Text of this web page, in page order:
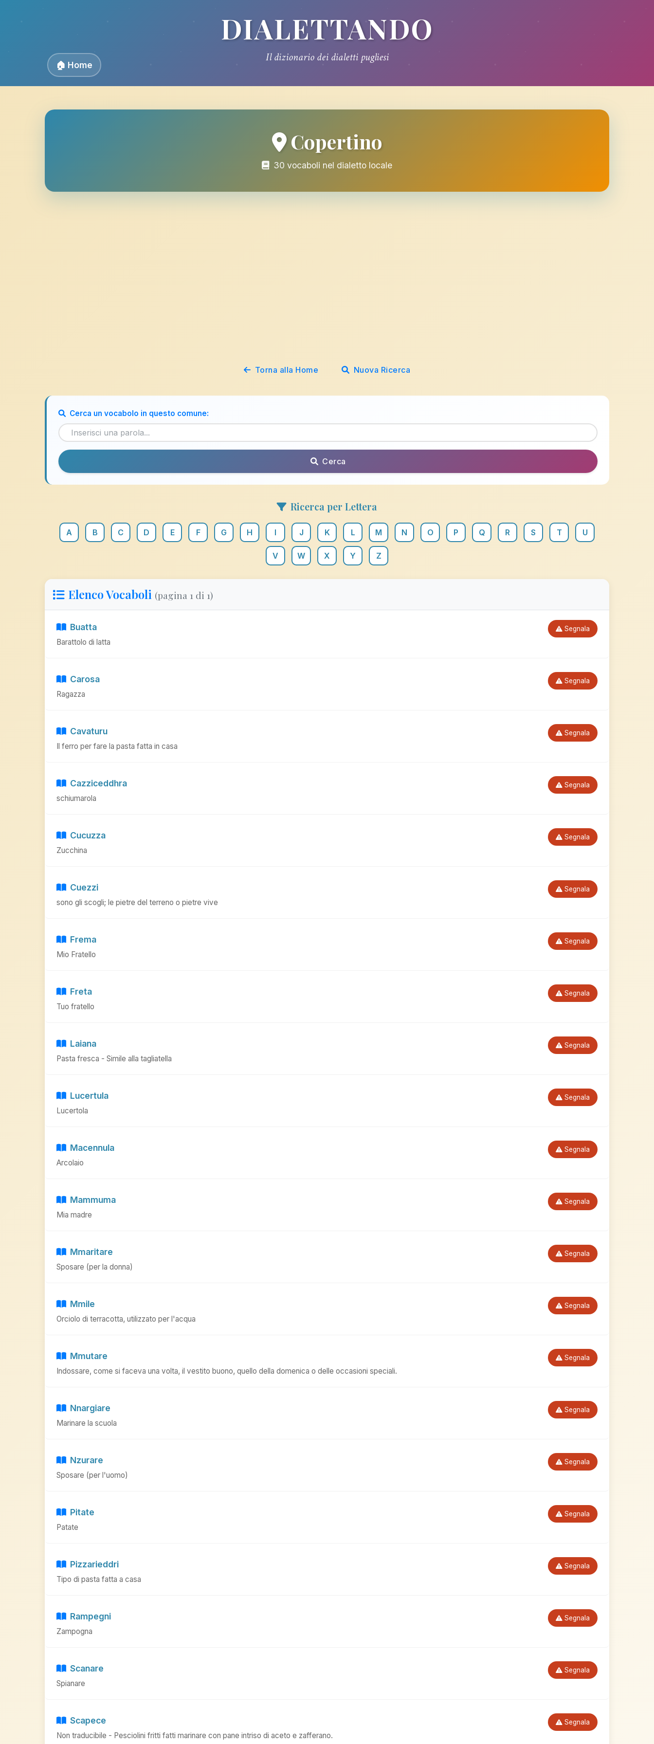
🏠 Home
DIALETTANDO
Il dizionario dei dialetti pugliesi
Copertino
30 vocaboli nel dialetto locale
Torna alla Home Nuova Ricerca
Cerca un vocabolo in questo comune:
Cerca
Ricerca per Lettera
A B C D E F G H I J K L M N O P Q R S T U
V W X Y Z
Elenco Vocaboli (pagina 1 di 1)
Buatta
Barattolo di latta
Segnala
Carosa
Ragazza
Segnala
Cavaturu
Il ferro per fare la pasta fatta in casa
Segnala
Cazziceddhra
schiumarola
Segnala
Cucuzza
Zucchina
Segnala
Cuezzi
sono gli scogli; le pietre del terreno o pietre vive
Segnala
Frema
Mio Fratello
Segnala
Freta
Tuo fratello
Segnala
Laiana
Pasta fresca - Simile alla tagliatella
Segnala
Lucertula
Lucertola
Segnala
Macennula
Arcolaio
Segnala
Mammuma
Mia madre
Segnala
Mmaritare
Sposare (per la donna)
Segnala
Mmile
Orciolo di terracotta, utilizzato per l'acqua
Segnala
Mmutare
Indossare, come si faceva una volta, il vestito buono, quello della domenica o delle occasioni speciali.
Segnala
Nnargiare
Marinare la scuola
Segnala
Nzurare
Sposare (per l'uomo)
Segnala
Pitate
Patate
Segnala
Pizzarieddri
Tipo di pasta fatta a casa
Segnala
Rampegni
Zampogna
Segnala
Scanare
Spianare
Segnala
Scapece
Non traducibile - Pesciolini fritti fatti marinare con pane intriso di aceto e zafferano.
Segnala